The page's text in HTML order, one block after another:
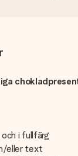
i fullfärg
eller text